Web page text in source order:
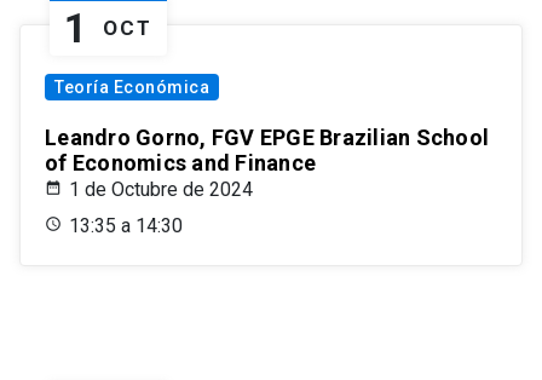
1 OCT
Teoría Económica
Leandro Gorno, FGV EPGE Brazilian School
of Economics and Finance
1 de Octubre de 2024
13:35 a 14:30